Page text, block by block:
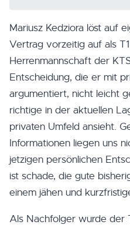
Mariusz Kedziora löst auf
Vertrag vorzeitig auf als
Herrenmannschaft der
Entscheidung, die er mit
argumentiert, nicht leicht
richtige in der aktuellen
privaten Umfeld ansieht.
Informationen liegen uns
jetzigen persönlichen
ist schade, die gute
einem jähen und
Als Nachfolger wurde der